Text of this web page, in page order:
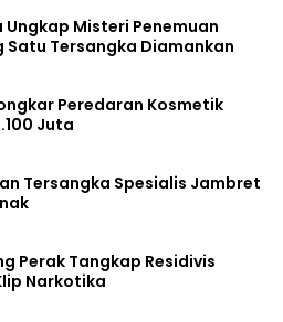
Misteri Penemuan
Satu Tersangka Diamankan
Peredaran Kosmetik
Juta
Tersangka Spesialis Jambret
Perak Tangkap Residivis
Narkotika